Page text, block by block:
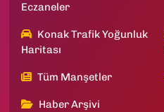
Eczaneler
Konak Trafik Yoğunluk
Haritası
Tüm Manşetler
Haber Arşivi